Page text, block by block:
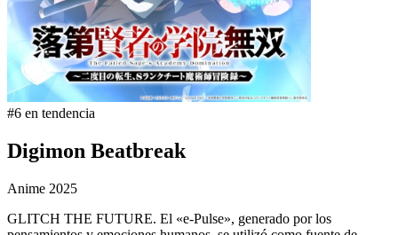
#6 en tendencia
Digimon Beatbreak
Anime 2025
GLITCH THE FUTURE. El «e-Pulse», generado por los